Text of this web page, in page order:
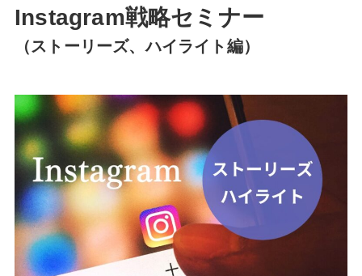
Instagram戦略セミナー
（ストーリーズ、ハイライト編）